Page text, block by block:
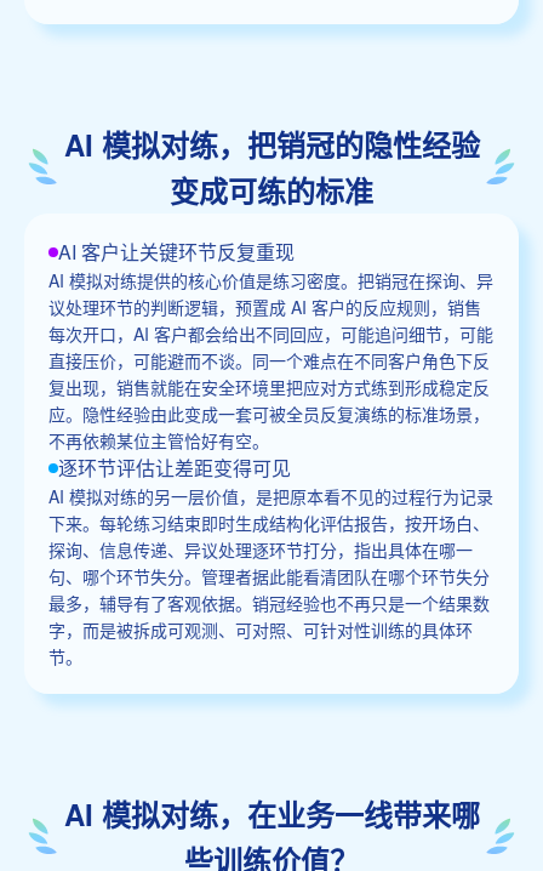
AI 模拟对练，把销冠的隐性经验
变成可练的标准
AI 客户让关键环节反复重现
AI 模拟对练提供的核心价值是练习密度。把销冠在探询、异
议处理环节的判断逻辑，预置成 AI 客户的反应规则，销售
每次开口，AI 客户都会给出不同回应，可能追问细节，可能
直接压价，可能避而不谈。同一个难点在不同客户角色下反
复出现，销售就能在安全环境里把应对方式练到形成稳定反
应。隐性经验由此变成一套可被全员反复演练的标准场景，
不再依赖某位主管恰好有空。
逐环节评估让差距变得可见
AI 模拟对练的另一层价值，是把原本看不见的过程行为记录
下来。每轮练习结束即时生成结构化评估报告，按开场白、
探询、信息传递、异议处理逐环节打分，指出具体在哪一
句、哪个环节失分。管理者据此能看清团队在哪个环节失分
最多，辅导有了客观依据。销冠经验也不再只是一个结果数
字，而是被拆成可观测、可对照、可针对性训练的具体环
节。
AI 模拟对练，在业务一线带来哪
些训练价值？